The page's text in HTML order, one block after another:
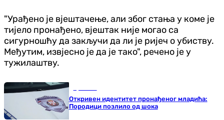
"Урађено је вјештачење, али због стања у коме је
тијело пронађено, вјештак није могао са
сигурношћу да закључи да ли је ријеч о убиству.
Међутим, извјесно је да је тако", речено је у
тужилаштву.
Откривен идентитет пронађеног младића:
Породици позлило од шока